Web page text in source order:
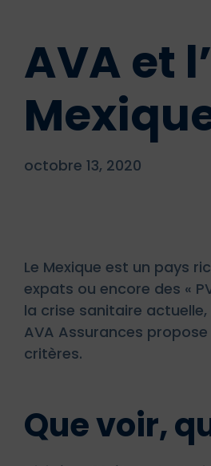
AVA et
octobre 13, 2020
Le Mexique est un pays
expats ou encore des «
la crise sanitaire
AVA Assurances
critères.
Que voir,